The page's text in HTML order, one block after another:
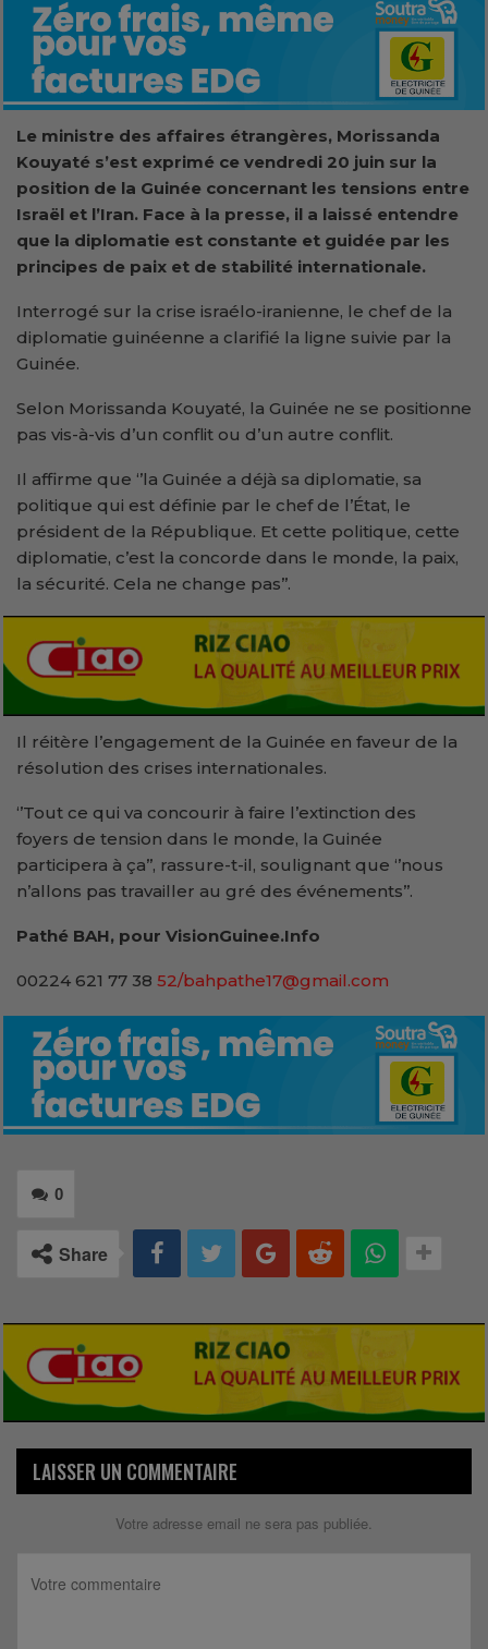
Le ministre des affaires étrangères, Morissanda
Kouyaté s’est exprimé ce vendredi 20 juin sur la
position de la Guinée concernant les tensions entre
Israël et l’Iran. Face à la presse, il a laissé entendre
que la diplomatie est constante et guidée par les
principes de paix et de stabilité internationale.
Interrogé sur la crise israélo-iranienne, le chef de la
diplomatie guinéenne a clarifié la ligne suivie par la
Guinée.
Selon Morissanda Kouyaté, la Guinée ne se positionne
pas vis-à-vis d’un conflit ou d’un autre conflit.
Il affirme que ‘’la Guinée a déjà sa diplomatie, sa
politique qui est définie par le chef de l’État, le
président de la République. Et cette politique, cette
diplomatie, c’est la concorde dans le monde, la paix,
la sécurité. Cela ne change pas’’.
Il réitère l’engagement de la Guinée en faveur de la
résolution des crises internationales.
‘’Tout ce qui va concourir à faire l’extinction des
foyers de tension dans le monde, la Guinée
participera à ça’’, rassure-t-il, soulignant que ‘’nous
n’allons pas travailler au gré des événements’’.
Pathé BAH, pour VisionGuinee.Info
00224 621 77 38 52/bahpathe17@gmail.com
0
Share
LAISSER UN COMMENTAIRE
Votre adresse email ne sera pas publiée.